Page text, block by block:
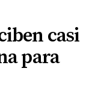
casi
para